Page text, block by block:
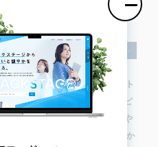
作：株式会社リーピー）
ング様のビューティーサポート
た。ゴールドベージュとネイビ
着きのある雰囲気に、ラインや
用いて、ラグジュアリー感とか